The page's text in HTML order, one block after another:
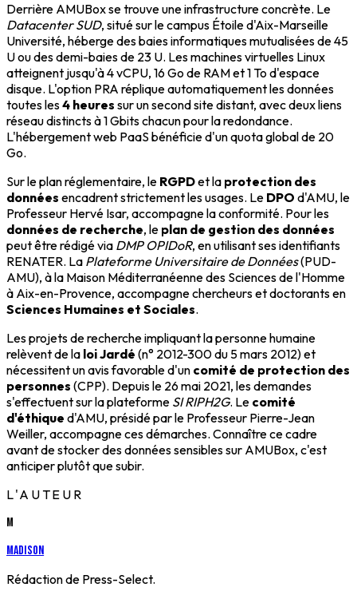
Derrière AMUBox se trouve une infrastructure concrète. Le
Datacenter SUD, situé sur le campus Étoile d'Aix-Marseille
Université, héberge des baies informatiques mutualisées de 45
U ou des demi-baies de 23 U. Les machines virtuelles Linux
atteignent jusqu'à 4 vCPU, 16 Go de RAM et 1 To d'espace
disque. L'option PRA réplique automatiquement les données
toutes les4 heures sur un second site distant, avec deux liens
réseau distincts à 1 Gbits chacun pour la redondance.
L'hébergement web PaaS bénéficie d'un quota global de 20
Go.
Sur le plan réglementaire, le RGPDet la protection des
données encadrent strictement les usages. Le DPO d'AMU, le
Professeur Hervé Isar, accompagne la conformité. Pour les
données de recherche, le plan de gestion des données
peut être rédigé via DMP OPIDoR, en utilisant ses identifiants
RENATER. La Plateforme Universitaire de Données(PUD-
AMU), à la Maison Méditerranéenne des Sciences de l'Homme
à Aix-en-Provence, accompagne chercheurs et doctorants en
Sciences Humaines et Sociales.
Les projets de recherche impliquant la personne humaine
relèvent de la loi Jardé (n° 2012-300 du 5 mars 2012) et
nécessitent un avis favorable d'un comité de protection des
personnes (CPP). Depuis le 26 mai 2021, les demandes
s'effectuent sur la plateforme SI RIPH2G. Le comité
d'éthique d'AMU, présidé par le Professeur Pierre-Jean
Weiller, accompagne ces démarches. Connaître ce cadre
avant de stocker des données sensibles sur AMUBox, c'est
anticiper plutôt que subir.
L'AUTEUR
M
Madison
Rédaction de Press-Select.